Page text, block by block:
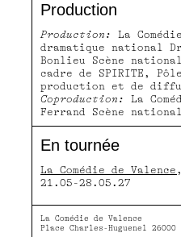
Production
Production:
La
dramatique national
Bonlieu Scène
cadre de SPIRITE,
production et de
Coproduction:
La
Ferrand Scène
En tournée
La Comédie de
21.05-28.05.27
La Comédie de Valence
Place Charles-Huguenel 26000